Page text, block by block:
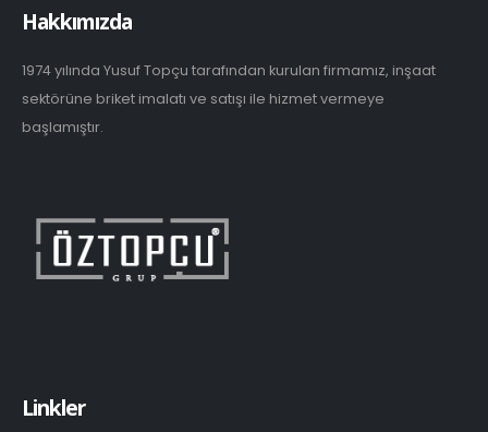
Hakkımızda
1974 yılında Yusuf Topçu tarafından kurulan firmamız, inşaat
sektörüne briket imalatı ve satışı ile hizmet vermeye
başlamıştır.
Linkler